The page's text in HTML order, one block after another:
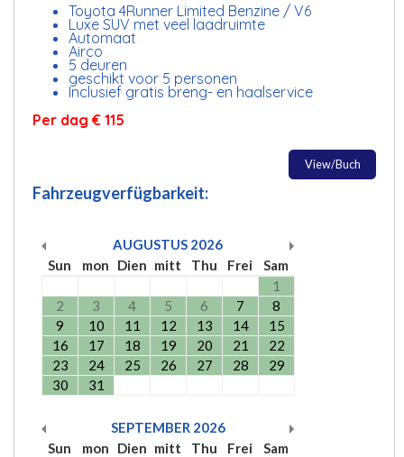
Toyota 4Runner Limited Benzine / V6
Luxe SUV met veel laadruimte
Automaat
Airco
5 deuren
geschikt voor 5 personen
Inclusief gratis breng- en haalservice
Per dag € 115
View/Buch
Fahrzeugverfügbarkeit:
AUGUSTUS 2026
Sun
mon Dien mitt Thu Frei
Sam
1
2
3 4 5 6 7
8
9
10 11 12 13 14
15
16
17 18 19 20 21
22
23
24 25 26 27 28
29
30
31
SEPTEMBER 2026
Sun
mon Dien mitt Thu Frei
Sam